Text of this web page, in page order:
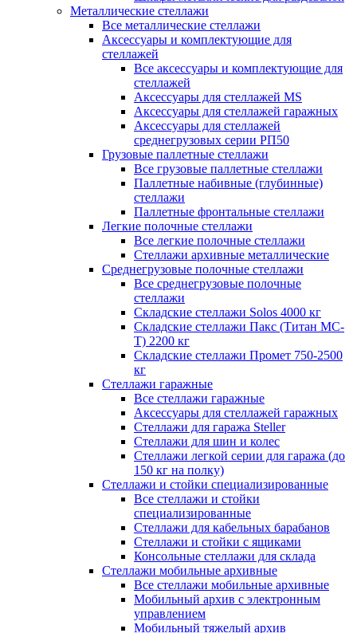
Металлические стеллажи
Все металлические стеллажи
Аксессуары и комплектующие для
стеллажей
Все аксессуары и комплектующие для
стеллажей
Аксессуары для стеллажей MS
Аксессуары для стеллажей гаражных
Аксессуары для стеллажей
среднегрузовых серии РП50
Грузовые паллетные стеллажи
Все грузовые паллетные стеллажи
Паллетные набивные (глубинные)
стеллажи
Паллетные фронтальные стеллажи
Легкие полочные стеллажи
Все легкие полочные стеллажи
Стеллажи архивные металлические
Среднегрузовые полочные стеллажи
Все среднегрузовые полочные
стеллажи
Складские стеллажи Solos 4000 кг
Складские стеллажи Пакс (Титан МС-
Т) 2200 кг
Складские стеллажи Промет 750-2500
кг
Стеллажи гаражные
Все стеллажи гаражные
Аксессуары для стеллажей гаражных
Стеллажи для гаража Steller
Стеллажи для шин и колес
Стеллажи легкой серии для гаража (до
150 кг на полку)
Стеллажи и стойки специализированные
Все стеллажи и стойки
специализированные
Стеллажи для кабельных барабанов
Стеллажи и стойки с ящиками
Консольные стеллажи для склада
Стеллажи мобильные архивные
Все стеллажи мобильные архивные
Мобильный архив с электронным
управлением
Мобильный тяжелый архив